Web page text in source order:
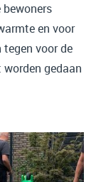
en voor
tegen voor de
gedaan